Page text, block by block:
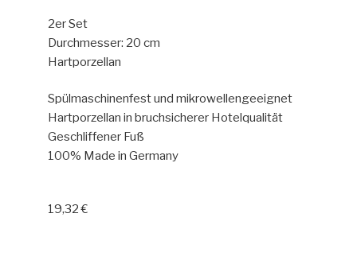
2er Set
Durchmesser: 20 cm
Hartporzellan
Spülmaschinenfest und mikrowellengeeignet
Hartporzellan in bruchsicherer Hotelqualität
Geschliffener Fuß
100% Made in Germany
19,32€